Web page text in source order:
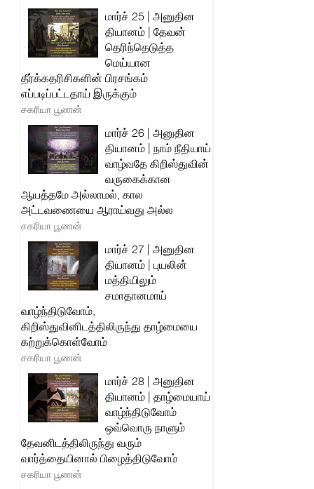
மார்ச் 25 | அனுதின
தியானம் | தேவன்
தெரிந்தெடுத்த
மெய்யான
தீர்க்கதரிசிகளின் பிரசங்கம்
எப்படிப்பட்டதாய் இருக்கும்
சகரியா பூணன்
மார்ச் 26 | அனுதின
தியானம் | நாம் நீதியாய்
வாழ்வதே கிறிஸ்துவின்
வருகைக்கான
ஆயத்தமே அல்லாமல், கால
அட்டவணையை ஆராய்வது அல்ல
சகரியா பூணன்
மார்ச் 27 | அனுதின
தியானம் | புயலின்
மத்தியிலும்
சமாதானமாய்
வாழ்ந்திடுவோம்,
கிறிஸ்துவினிடத்திலிருந்து தாழ்மையை
கற்றுக்கொள்வோம்
சகரியா பூணன்
மார்ச் 28 | அனுதின
தியானம் | தாழ்மையாய்
வாழ்ந்திடுவோம்
ஒவ்வொரு நாளும்
தேவனிடத்திலிருந்து வரும்
வார்த்தையினால் பிழைத்திடுவோம்
சகரியா பூணன்